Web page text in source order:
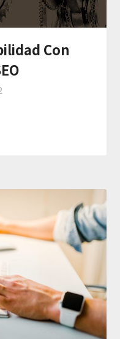
Con